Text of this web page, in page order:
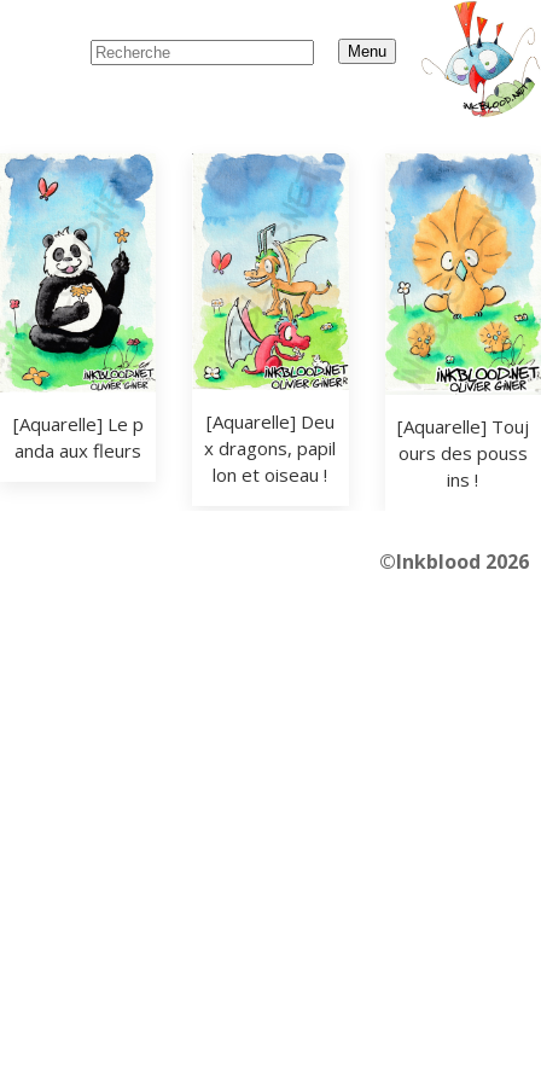
Menu
[Aquarelle] Le p
anda aux fleurs
[Aquarelle] Deu
x dragons, papil
lon et oiseau !
[Aquarelle] Touj
ours des pouss
ins !
©Inkblood 2026